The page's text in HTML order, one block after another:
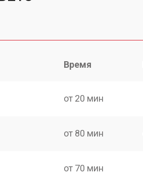
Время
от 20 мин
от 80 мин
от 70 мин